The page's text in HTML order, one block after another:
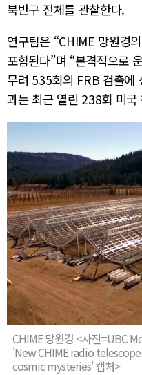
북반구 전체를 관찰한다.
연구팀은 “CHIME 망원경
포함된다”며 “본격적으로
무려 535회의 FRB 검출에
과는 최근 열린 238회 미국
CHIME 망원경 <사진=UBC
'New CHIME radio
cosmic mysteries' 캡처>